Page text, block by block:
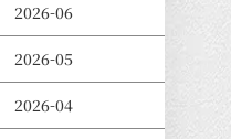
2026-06
2026-05
2026-04